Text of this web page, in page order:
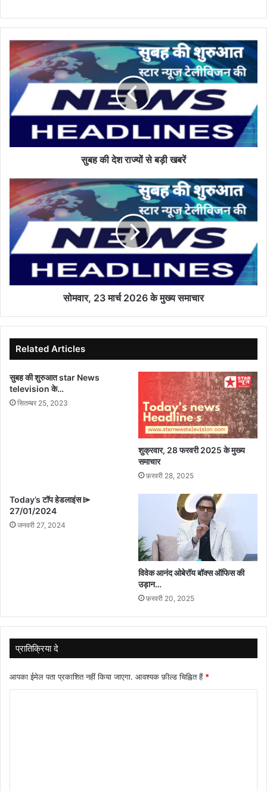
सुबह
की
देश
राज्यों
बड़ी
खबरें
सुबह की देश राज्यों से बड़ी खबरें
सोमवार,
23
मार्च
2026
मुख्य
समाचार
सोमवार, 23 मार्च 2026 के मुख्य समाचार
Related Articles
सुबह की शुरुआत star News
television के…
सितम्बर 25, 2023
शुक्रवार, 28 फरवरी 2025 के मुख्य
समाचार
फ़रवरी 28, 2025
Today’s टॉप हेडलाइंस ⌲
27/01/2024
जनवरी 27, 2024
विवेक आनंद ओबेरॉय बॉक्स ऑफिस की
उड़ान…
फ़रवरी 20, 2025
प्रातिक्रिया दे
आपका ईमेल पता प्रकाशित नहीं किया जाएगा. आवश्यक फ़ील्ड चिह्नित हैं *